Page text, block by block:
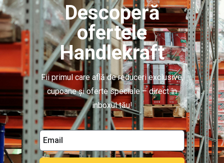
Descoperă
ofertele
Handlekraft
Fii primul care află de reduceri exclusive,
cupoane și oferte speciale – direct în
inboxul tău!